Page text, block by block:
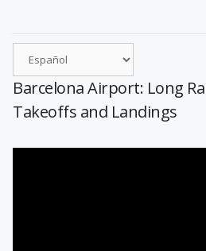
Barcelona Airport: Long
Takeoffs and Landings